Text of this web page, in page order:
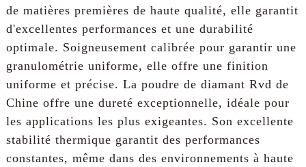
de matières premières de haute qualité, elle garantit
d'excellentes performances et une durabilité
optimale. Soigneusement calibrée pour garantir une
granulométrie uniforme, elle offre une finition
uniforme et précise. La poudre de diamant Rvd de
Chine offre une dureté exceptionnelle, idéale pour
les applications les plus exigeantes. Son excellente
stabilité thermique garantit des performances
constantes, même dans des environnements à haute